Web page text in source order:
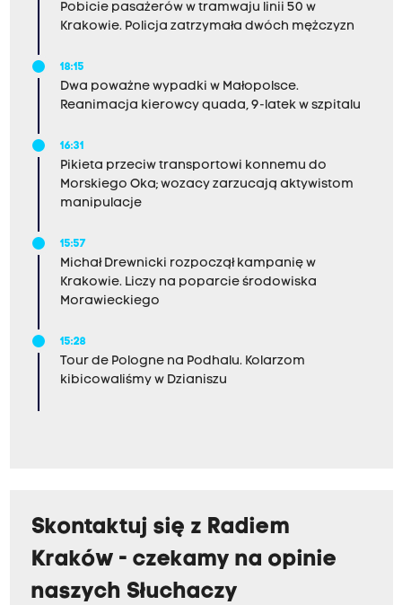
Pobicie pasażerów w tramwaju linii 50 w
Krakowie. Policja zatrzymała dwóch mężczyzn
18:15
Dwa poważne wypadki w Małopolsce.
Reanimacja kierowcy quada, 9-latek w szpitalu
16:31
Pikieta przeciw transportowi konnemu do
Morskiego Oka; wozacy zarzucają aktywistom
manipulacje
15:57
Michał Drewnicki rozpoczął kampanię w
Krakowie. Liczy na poparcie środowiska
Morawieckiego
15:28
Tour de Pologne na Podhalu. Kolarzom
kibicowaliśmy w Dzianiszu
Skontaktuj się z Radiem
Kraków - czekamy na opinie
naszych Słuchaczy